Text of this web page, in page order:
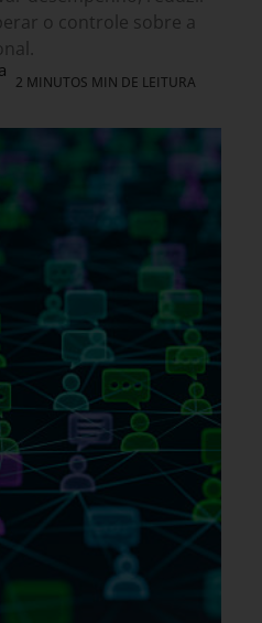
o controle sobre a
2 MINUTOS MIN DE LEITURA